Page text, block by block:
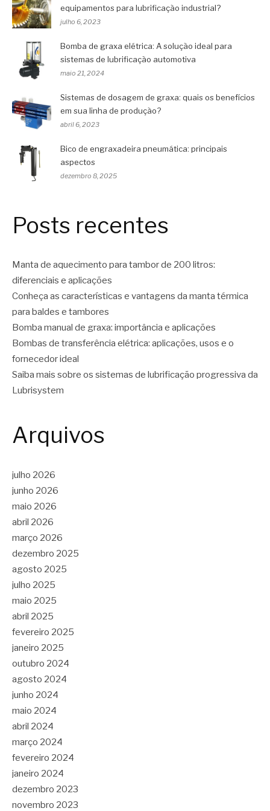
equipamentos para lubrificação industrial?
julho 6, 2023
Bomba de graxa elétrica: A solução ideal para
sistemas de lubrificação automotiva
maio 21, 2024
Sistemas de dosagem de graxa: quais os benefícios
em sua linha de produção?
abril 6, 2023
Bico de engraxadeira pneumática: principais
aspectos
dezembro 8, 2025
Posts recentes
Manta de aquecimento para tambor de 200 litros:
diferenciais e aplicações
Conheça as características e vantagens da manta térmica
para baldes e tambores
Bomba manual de graxa: importância e aplicações
Bombas de transferência elétrica: aplicações, usos e o
fornecedor ideal
Saiba mais sobre os sistemas de lubrificação progressiva da
Lubrisystem
Arquivos
julho 2026
junho 2026
maio 2026
abril 2026
março 2026
dezembro 2025
agosto 2025
julho 2025
maio 2025
abril 2025
fevereiro 2025
janeiro 2025
outubro 2024
agosto 2024
junho 2024
maio 2024
abril 2024
março 2024
fevereiro 2024
janeiro 2024
dezembro 2023
novembro 2023